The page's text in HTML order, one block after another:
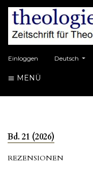
Einloggen Deutsch
MENÜ
Bd. 21 (2026)
REZENSIONEN